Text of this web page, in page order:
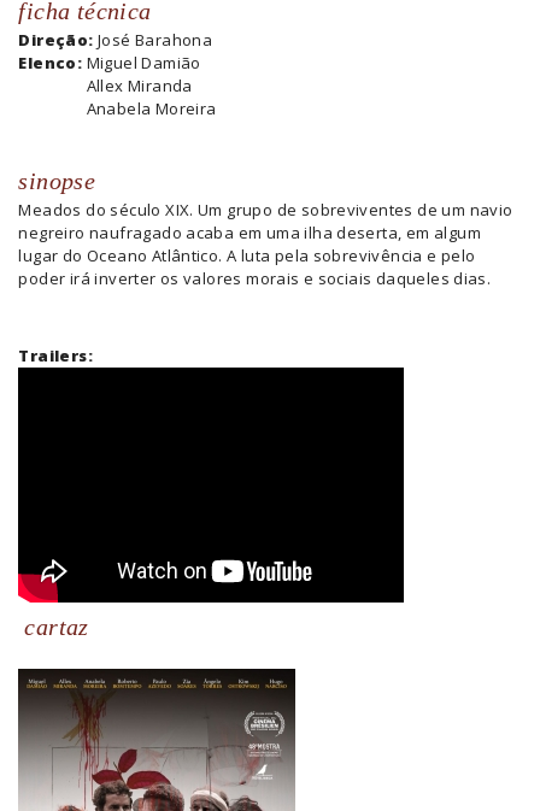
ficha técnica
Direção: José Barahona
Elenco: Miguel Damião
Allex Miranda
Anabela Moreira
sinopse
Meados do século XIX. Um grupo de sobreviventes de um navio
negreiro naufragado acaba em uma ilha deserta, em algum
lugar do Oceano Atlântico. A luta pela sobrevivência e pelo
poder irá inverter os valores morais e sociais daqueles dias.
Trailers:
cartaz